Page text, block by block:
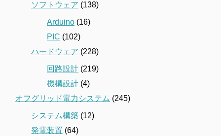
ソフトウェア (138)
Arduino (16)
PIC (102)
ハードウェア (228)
回路設計 (219)
機構設計 (4)
オフグリッド電力システム (245)
システム構築 (12)
発電装置 (64)